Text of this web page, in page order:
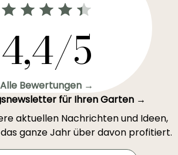
4,4/5
Alle Bewertungen →
für Ihren Garten →
aktuellen Nachrichten und Ideen,
ganze Jahr über davon profitiert.